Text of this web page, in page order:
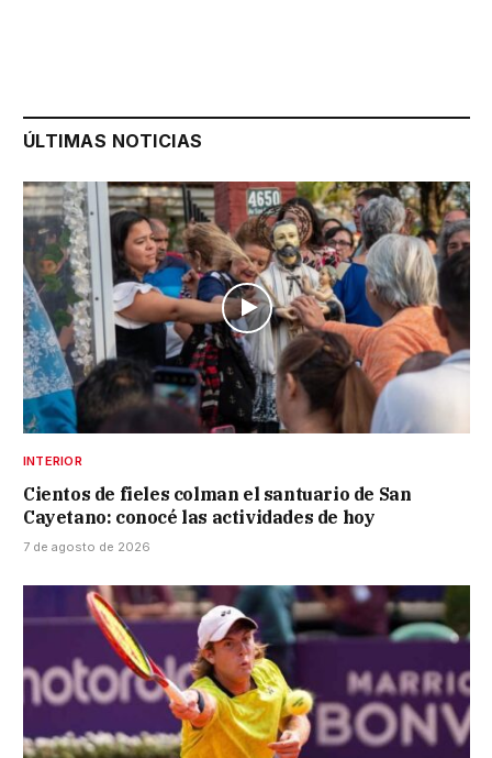
ÚLTIMAS NOTICIAS
INTERIOR
Cientos de fieles colman el santuario de San
Cayetano: conocé las actividades de hoy
7 de agosto de 2026